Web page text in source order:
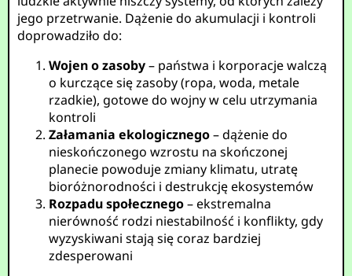
jego przetrwanie. Dążenie do akumulacji i kontroli
doprowadziło do:
Wojen o zasoby– państwa i korporacje walczą
o kurczące się zasoby (ropa, woda, metale
rzadkie), gotowe do wojny w celu utrzymania
kontroli
Załamania ekologicznego– dążenie do
nieskończonego wzrostu na skończonej
planecie powoduje zmiany klimatu, utratę
bioróżnorodności i destrukcję ekosystemów
Rozpadu społecznego– ekstremalna
nierówność rodzi niestabilność i konflikty, gdy
wyzyskiwani stają się coraz bardziej
zdesperowani